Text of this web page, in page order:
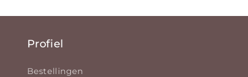
Profiel
Bestellingen